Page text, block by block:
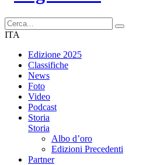
ITA
Edizione 2025
Classifiche
News
Foto
Video
Podcast
Storia
Storia
Albo d’oro
Edizioni Precedenti
Partner